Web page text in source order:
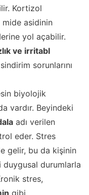
Kortizol
mide asidinin
yol açabilir.
ve irritabl
sorunlarını
biyolojik
vardır. Beyindeki
adı verilen
eder. Stres
gelir, bu da kişinin
durumlarla
stres,